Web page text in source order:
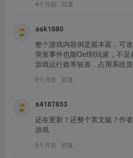
4个月前 回复
ask1880
整个游戏内容倒是挺丰富，可
突发事件也能Get到玩家，不足
游戏运行效率较差，占用系统资
5个月前 回复
s4187853
还在更新？还整个英文版？作
游戏
5个月前 回复